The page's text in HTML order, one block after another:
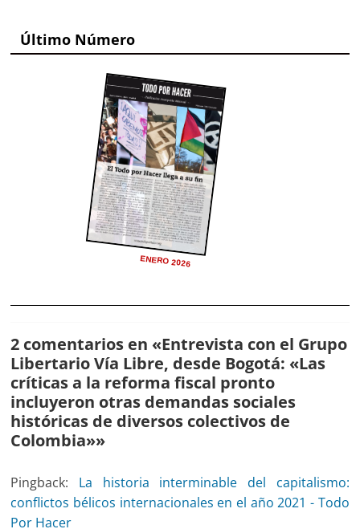
Último Número
ENERO 2026
2 comentarios en «Entrevista con el Grupo
Libertario Vía Libre, desde Bogotá: «Las
críticas a la reforma fiscal pronto
incluyeron otras demandas sociales
históricas de diversos colectivos de
Colombia»»
Pingback: La historia interminable del capitalismo:
conflictos bélicos internacionales en el año 2021 - Todo
Por Hacer